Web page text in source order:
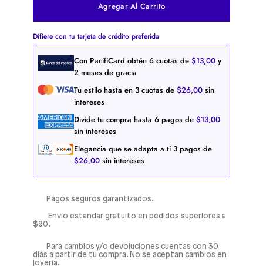
Agregar Al Carrito
Difiere con tu tarjeta de crédito preferida
Con PacifiCard obtén 6 cuotas de $13,00 y
2 meses de gracia
Tu estilo hasta en 3 cuotas de $26,00 sin
intereses
Divide tu compra hasta 6 pagos de $13,00
sin intereses
Elegancia que se adapta a ti 3 pagos de
$26,00 sin intereses
Pagos seguros garantizados.
Envío estándar gratuito en pedidos superiores a
$90.
Para cambios y/o devoluciones cuentas con 30
días a partir de tu compra. No se aceptan cambios en
joyería.